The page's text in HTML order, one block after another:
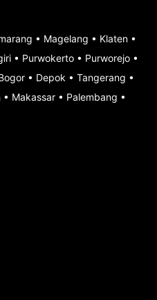
• Magelang • Klaten •
• Purwokerto • Purworejo •
• Depok • Tangerang •
• Makassar • Palembang •